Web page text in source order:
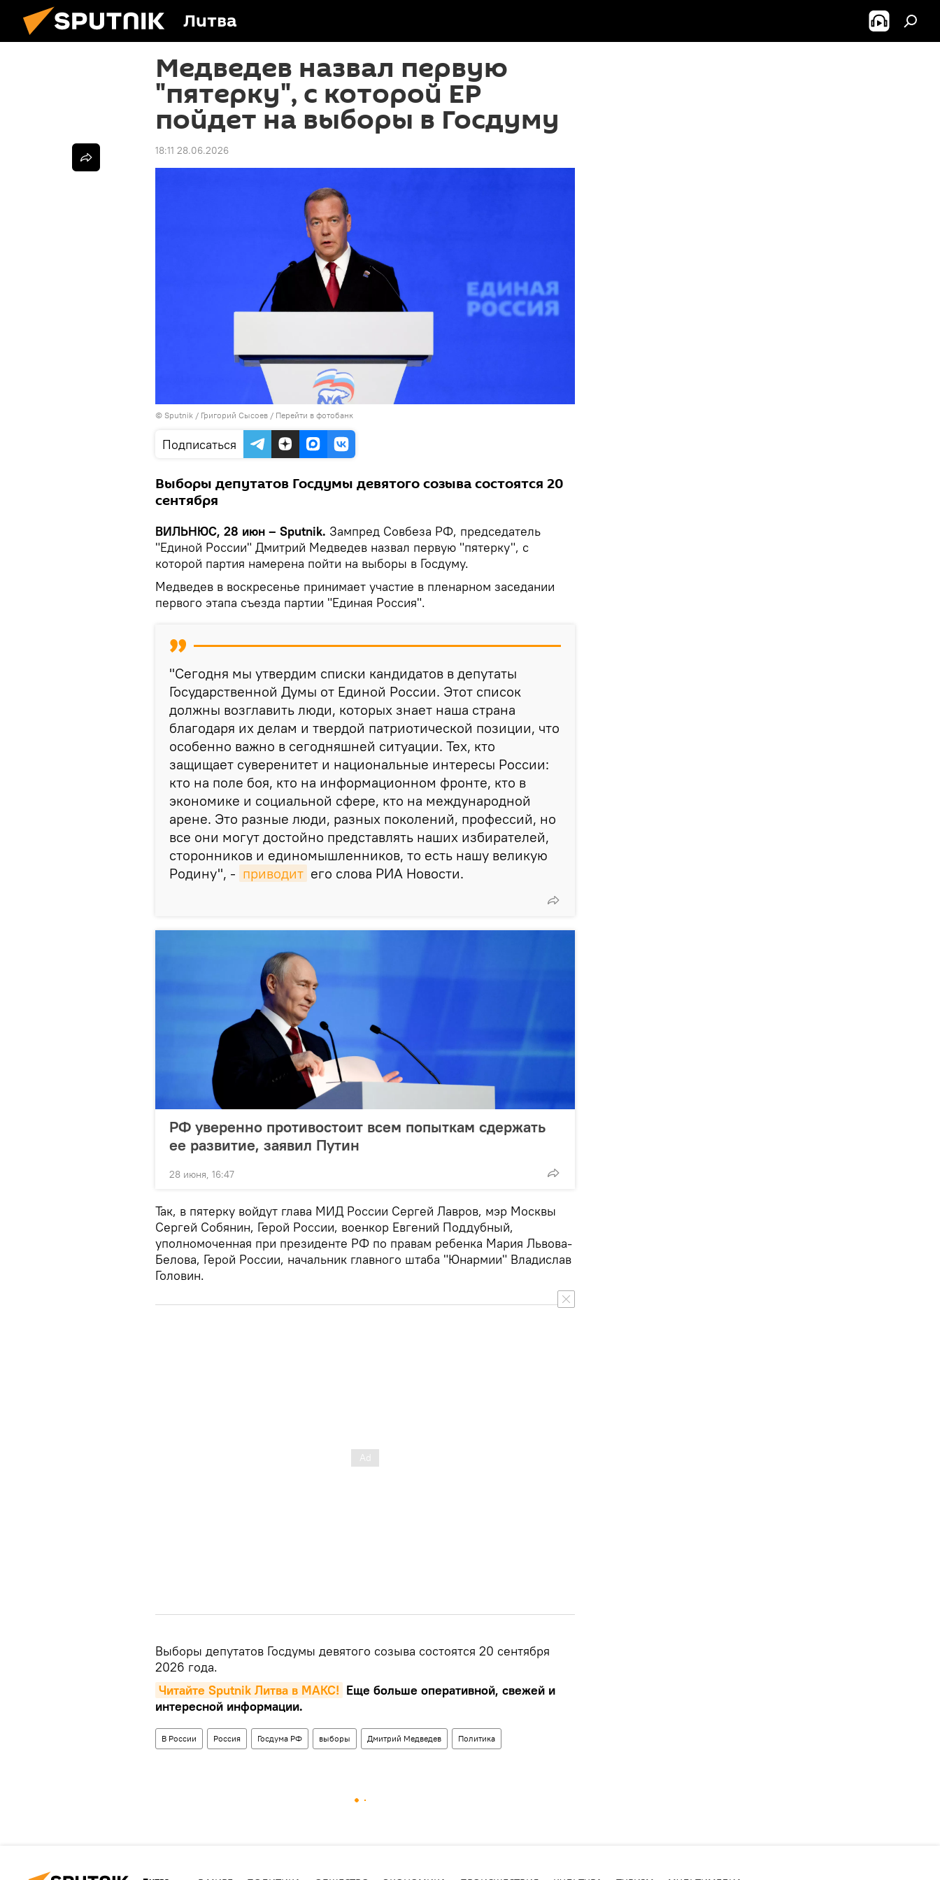
Литва
Медведев назвал первую
"пятерку", с которой ЕР
пойдет на выборы в Госдуму
18:11 28.06.2026
© Sputnik / Григорий Сысоев / Перейти в фотобанк
Подписаться
Выборы депутатов Госдумы девятого созыва состоятся 20
сентября
ВИЛЬНЮС, 28 июн – Sputnik. Зампред Совбеза РФ, председатель
"Единой России" Дмитрий Медведев назвал первую "пятерку", с
которой партия намерена пойти на выборы в Госдуму.
Медведев в воскресенье принимает участие в пленарном заседании
первого этапа съезда партии "Единая Россия".
"Сегодня мы утвердим списки кандидатов в депутаты
Государственной Думы от Единой России. Этот список
должны возглавить люди, которых знает наша страна
благодаря их делам и твердой патриотической позиции, что
особенно важно в сегодняшней ситуации. Тех, кто
защищает суверенитет и национальные интересы России:
кто на поле боя, кто на информационном фронте, кто в
экономике и социальной сфере, кто на международной
арене. Это разные люди, разных поколений, профессий, но
все они могут достойно представлять наших избирателей,
сторонников и единомышленников, то есть нашу великую
Родину", - приводит его слова РИА Новости.
РФ уверенно противостоит всем попыткам сдержать
ее развитие, заявил Путин
28 июня, 16:47
Так, в пятерку войдут глава МИД России Сергей Лавров, мэр Москвы
Сергей Собянин, Герой России, военкор Евгений Поддубный,
уполномоченная при президенте РФ по правам ребенка Мария Львова-
Белова, Герой России, начальник главного штаба "Юнармии" Владислав
Головин.
Выборы депутатов Госдумы девятого созыва состоятся 20 сентября
2026 года.
Читайте Sputnik Литва в MAКС! Еще больше оперативной, свежей и
интересной информации.
В России Россия Госдума РФ выборы Дмитрий Медведев Политика